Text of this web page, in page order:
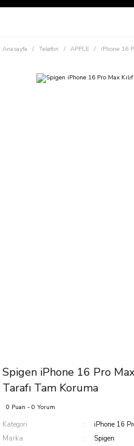
Süper
Anasayfa Telefon APPLE iPhone 16
Spigen iPhone 16 Pro
Tarafı Tam Koruma
0 Puan - 0 Yorum
Kategori iPhone 16
Marka
Spigen